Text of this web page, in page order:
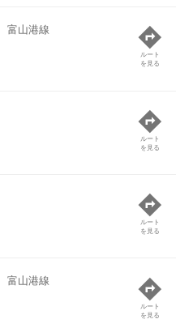
富山港線
ルート
を見る
ルート
を見る
ルート
を見る
富山港線
ルート
を見る